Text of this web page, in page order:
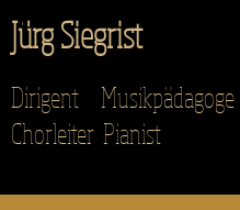
Jürg Siegrist
Dirigent Musikpädagoge
Chorleiter Pianist